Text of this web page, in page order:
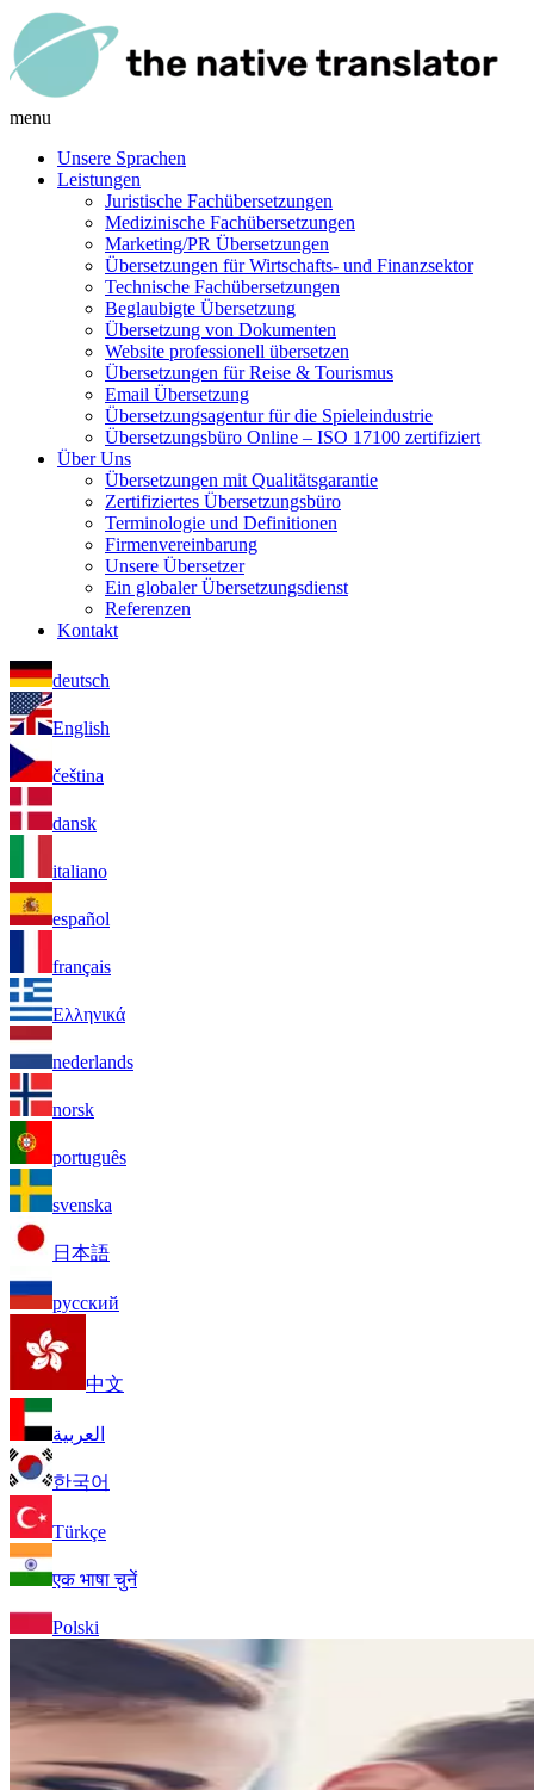
menu
Unsere Sprachen
Leistungen
Juristische Fachübersetzungen
Medizinische Fachübersetzungen
Marketing/PR Übersetzungen
Übersetzungen für Wirtschafts- und Finanzsektor
Technische Fachübersetzungen
Beglaubigte Übersetzung
Übersetzung von Dokumenten
Website professionell übersetzen
Übersetzungen für Reise & Tourismus
Email Übersetzung
Übersetzungsagentur für die Spieleindustrie
Übersetzungsbüro Online – ISO 17100 zertifiziert
Über Uns
Übersetzungen mit Qualitätsgarantie
Zertifiziertes Übersetzungsbüro
Terminologie und Definitionen
Firmenvereinbarung
Unsere Übersetzer
Ein globaler Übersetzungsdienst
Referenzen
Kontakt
deutsch
English
čeština
dansk
italiano
español
français
Ελληνικά
nederlands
norsk
português
svenska
日本語
русский
中文
العربية
한국어
Türkçe
एक भाषा चुनें
Polski